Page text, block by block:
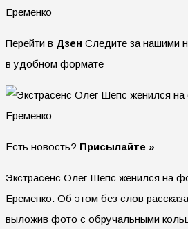
Перейти в Дзен Следите за нашими
в удобном формате
Есть новость? Присылайте »
Экстрасенс Олег Шепс женился на
Еременко. Об этом без слов
выложив фото с обручальными